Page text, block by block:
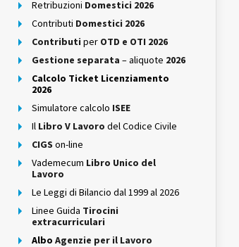
Retribuzioni Domestici 2026
Contributi Domestici 2026
Contributi per OTD e OTI 2026
Gestione separata – aliquote 2026
Calcolo Ticket Licenziamento
2026
Simulatore calcolo ISEE
Il Libro V Lavoro del Codice Civile
CIGS on-line
Vademecum Libro Unico del
Lavoro
Le Leggi di Bilancio dal 1999 al 2026
Linee Guida Tirocini
extracurriculari
Albo Agenzie per il Lavoro